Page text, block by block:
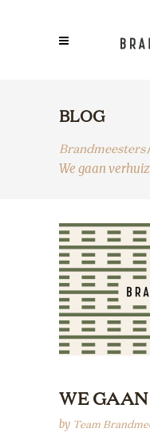
BLOG
Brandmeesters
We gaan
WE
by Team